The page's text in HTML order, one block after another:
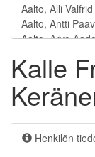
Kalle
Henkilön